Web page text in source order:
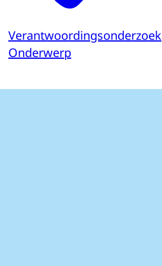
Verantwoordingsonderzoek
Onderwerp